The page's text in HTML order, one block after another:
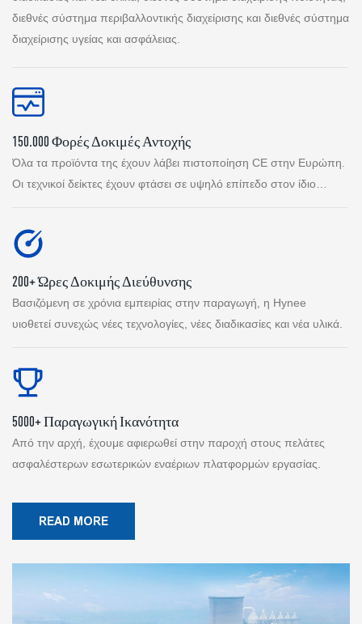
διεθνές σύστημα περιβαλλοντικής διαχείρισης και διεθνές σύστημα
διαχείρισης υγείας και ασφάλειας.
150.000 Φορές Δοκιμές Αντοχής
Όλα τα προϊόντα της έχουν λάβει πιστοποίηση CE στην Ευρώπη.
Οι τεχνικοί δείκτες έχουν φτάσει σε υψηλό επίπεδο στον ίδιο
200+ Ώρες Δοκιμής Διεύθυνσης
Βασιζόμενη σε χρόνια εμπειρίας στην παραγωγή, η Hynee
υιοθετεί συνεχώς νέες τεχνολογίες, νέες διαδικασίες και νέα υλικά.
5000+ Παραγωγική Ικανότητα
Από την αρχή, έχουμε αφιερωθεί στην παροχή στους πελάτες
ασφαλέστερων εσωτερικών εναέριων πλατφορμών εργασίας.
READ MORE